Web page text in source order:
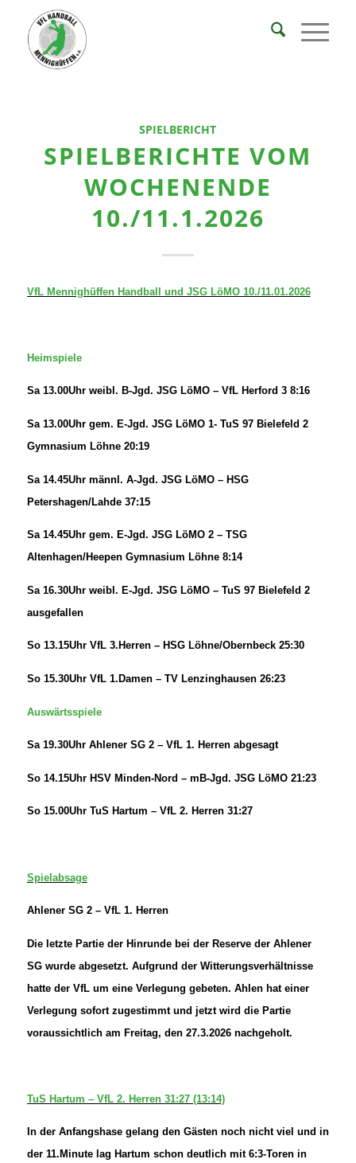
SPIELBERICHT
SPIELBERICHTE VOM
WOCHENENDE
10./11.1.2026
VfL Mennighüffen Handball und JSG LöMO 10./11.01.2026
Heimspiele
Sa 13.00Uhr weibl. B-Jgd. JSG LöMO – VfL Herford 3 8:16
Sa 13.00Uhr gem. E-Jgd. JSG LöMO 1- TuS 97 Bielefeld 2
Gymnasium Löhne 20:19
Sa 14.45Uhr männl. A-Jgd. JSG LöMO – HSG
Petershagen/Lahde 37:15
Sa 14.45Uhr gem. E-Jgd. JSG LöMO 2 – TSG
Altenhagen/Heepen Gymnasium Löhne 8:14
Sa 16.30Uhr weibl. E-Jgd. JSG LöMO – TuS 97 Bielefeld 2
ausgefallen
So 13.15Uhr VfL 3.Herren – HSG Löhne/Obernbeck 25:30
So 15.30Uhr VfL 1.Damen – TV Lenzinghausen 26:23
Auswärtsspiele
Sa 19.30Uhr Ahlener SG 2 – VfL 1. Herren abgesagt
So 14.15Uhr HSV Minden-Nord – mB-Jgd. JSG LöMO 21:23
So 15.00Uhr TuS Hartum – VfL 2. Herren 31:27
Spielabsage
Ahlener SG 2 – VfL 1. Herren
Die letzte Partie der Hinrunde bei der Reserve der Ahlener
SG wurde abgesetzt. Aufgrund der Witterungsverhältnisse
hatte der VfL um eine Verlegung gebeten. Ahlen hat einer
Verlegung sofort zugestimmt und jetzt wird die Partie
voraussichtlich am Freitag, den 27.3.2026 nachgeholt.
TuS Hartum – VfL 2. Herren 31:27 (13:14)
In der Anfangshase gelang den Gästen noch nicht viel und in
der 11.Minute lag Hartum schon deutlich mit 6:3-Toren in